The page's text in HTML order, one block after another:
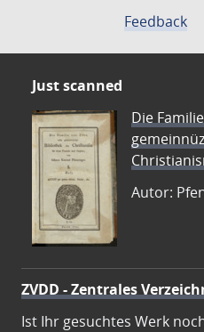
Feedback
Just scanned
Die
Autor:
ZVDD - Zentrales
Ist Ihr gesuchtes Werk